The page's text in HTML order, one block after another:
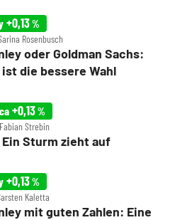
+0,13%
Rosenbusch
oder Goldman Sachs:
die bessere Wahl
+0,13%
Strebin
Ein Sturm zieht auf
+0,13%
Kaletta
mit guten Zahlen: Eine